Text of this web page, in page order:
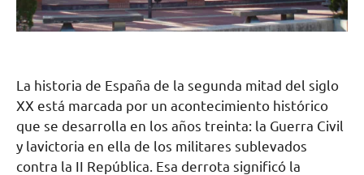
La historia de España de la segunda mitad del siglo
XX está marcada por un acontecimiento histórico
que se desarrolla en los años treinta: la Guerra Civil
y lavictoria en ella de los militares sublevados
contra la II República. Esa derrota significó la